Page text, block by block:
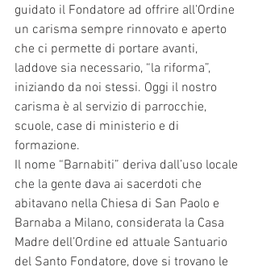
guidato il Fondatore ad offrire all’Ordine
un carisma sempre rinnovato e aperto
che ci permette di portare avanti,
laddove sia necessario, “la riforma”,
iniziando da noi stessi. Oggi il nostro
carisma è al servizio di parrocchie,
scuole, case di ministerio e di
formazione.
Il nome “Barnabiti” deriva dall’uso locale
che la gente dava ai sacerdoti che
abitavano nella Chiesa di San Paolo e
Barnaba a Milano, considerata la Casa
Madre dell’Ordine ed attuale Santuario
del Santo Fondatore, dove si trovano le